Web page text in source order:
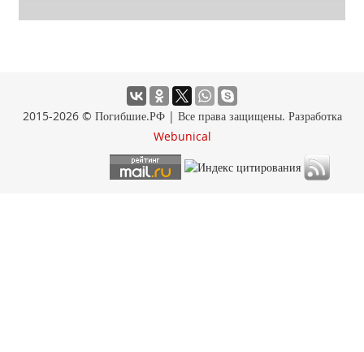
2015-2026 © Погибшие.РФ | Все права защищены. Разработка
Webunical